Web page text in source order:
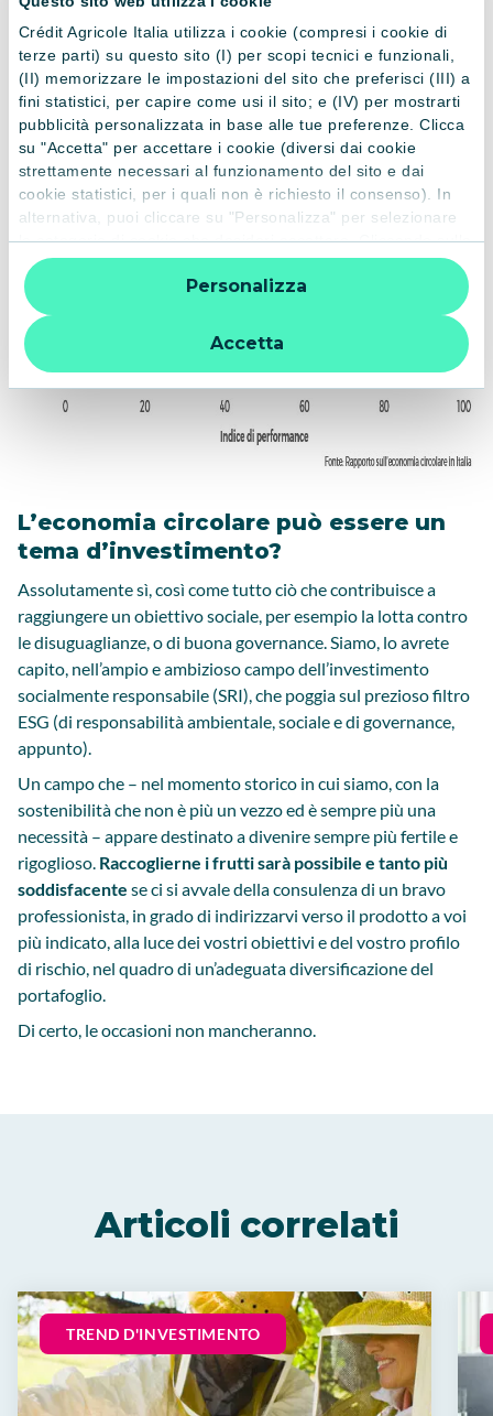
Crédit Agricole Italia utilizza i cookie (compresi i cookie di
terze parti) su questo sito (I) per scopi tecnici e funzionali,
(II) memorizzare le impostazioni del sito che preferisci (III) a
fini statistici, per capire come usi il sito; e (IV) per mostrarti
pubblicità personalizzata in base alle tue preferenze. Clicca
su "Accetta" per accettare i cookie (diversi dai cookie
strettamente necessari al funzionamento del sito e dai
cookie statistici, per i quali non è richiesto il consenso). In
alternativa, puoi cliccare su "Personalizza" per selezionare
le categorie di cookie che desideri accettare. Cliccando sulla
“X” le impostazioni predefinite vengono lasciate invariate e
quindi la navigazione può continuare senza cookie o altri
strumenti di tracciamento diversi da quelli tecnici. Per
ulteriori informazioni:
informativa privacy
Accetta
Personalizza
L’economia circolare può essere un
tema d’investimento?
Assolutamente sì, così come tutto ciò che contribuisce a
raggiungere un obiettivo sociale, per esempio la lotta contro
le disuguaglianze, o di buona governance. Siamo, lo avrete
capito, nell’ampio e ambizioso campo dell’investimento
socialmente responsabile (SRI), che poggia sul prezioso filtro
ESG (di responsabilità ambientale, sociale e di governance,
appunto).
Un campo che – nel momento storico in cui siamo, con la
sostenibilità che non è più un vezzo ed è sempre più una
necessità – appare destinato a divenire sempre più fertile e
rigoglioso. Raccoglierne i frutti sarà possibile e tanto più
soddisfacente se ci si avvale della consulenza di un bravo
professionista, in grado di indirizzarvi verso il prodotto a voi
più indicato, alla luce dei vostri obiettivi e del vostro profilo
di rischio, nel quadro di un’adeguata diversificazione del
portafoglio.
Di certo, le occasioni non mancheranno.
Articoli correlati
TREND D'INVESTIMENTO